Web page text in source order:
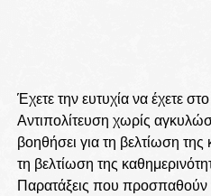
Έχετε την ευτυχία να έχετε
Αντιπολίτευση χωρίς
βοηθήσει για τη βελτίωση
τη βελτίωση της
Παρατάξεις που προσπαθούν